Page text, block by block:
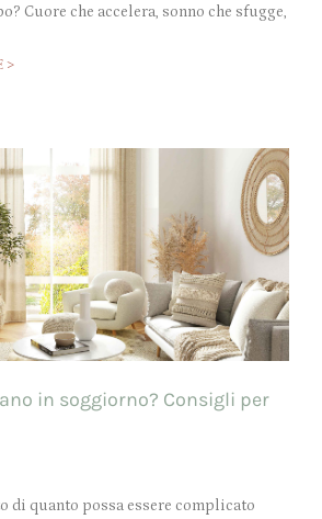
Cuore che accelera, sonno che sfugge,
>
in soggiorno? Consigli per
di quanto possa essere complicato